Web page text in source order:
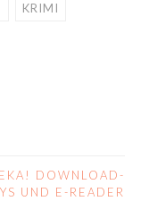
KRIMI
DOWNLOAD-
UND E-READER